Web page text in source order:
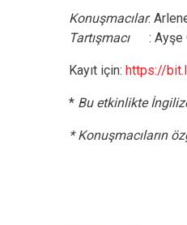
Konuşmacılar:
Tartışmacı: Ayşe
Kayıt için: https://
* Bu etkinlikte
* Konuşmacıların